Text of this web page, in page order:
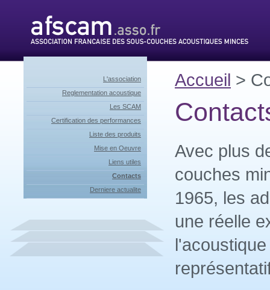
L'association
Reglementation acoustique
Les SCAM
Certification des performances
Liste des produits
Mise en Oeuvre
Liens utiles
Contacts
Derniere actualite
Accueil >
Avec plus
couches
1965, les
une réelle